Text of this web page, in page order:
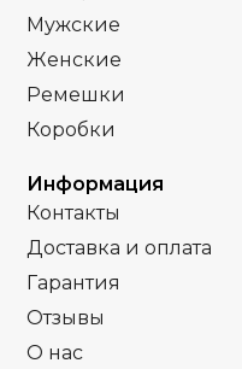
Часы мужские
СТЕКЛО
ЦВЕТ БРАСЛЕТА Серебро
ЦВЕТ КОРПУСА
Мужские
Женские
Ремешки
Коробки
Информация
Контакты
Доставка и оплата
Гарантия
Отзывы
О нас